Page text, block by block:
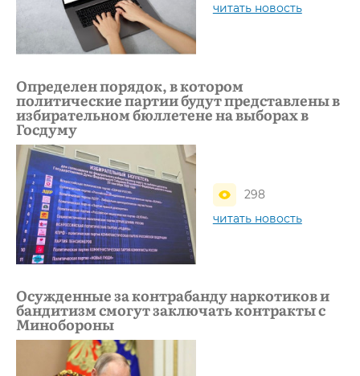
читать новость
Определен порядок, в котором
политические партии будут представлены в
избирательном бюллетене на выборах в
Госдуму
298
читать новость
Осужденные за контрабанду наркотиков и
бандитизм смогут заключать контракты с
Минобороны